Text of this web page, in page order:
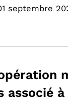
septembre
associé